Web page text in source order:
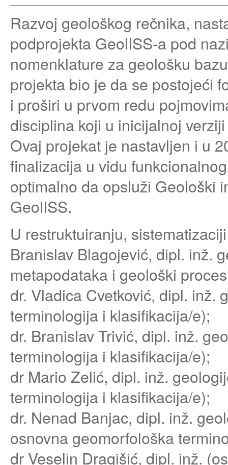
Razvoj geološkog rečnika,
podprojekta GeolISS-a pod
nomenklature za geološku
projekta bio je da se postojeći
i proširi u prvom redu
disciplina koji u inicijalnoj
Ovaj projekat je nastavljen i u
finalizacija u vidu
optimalno da opsluži Geološki
GeolISS.
U restruktuiranju,
Branislav Blagojević, dipl. inž.
metapodataka i geološki
dr. Vladica Cvetković, dipl. inž.
terminologija i klasifikacija/e);
dr. Branislav Trivić, dipl. inž.
terminologija i klasifikacija/e);
dr Mario Zelić, dipl. inž.
terminologija i klasifikacija/e);
dr. Nenad Banjac, dipl. inž.
osnovna geomorfološka
dr Veselin Dragišić, dipl. inž.